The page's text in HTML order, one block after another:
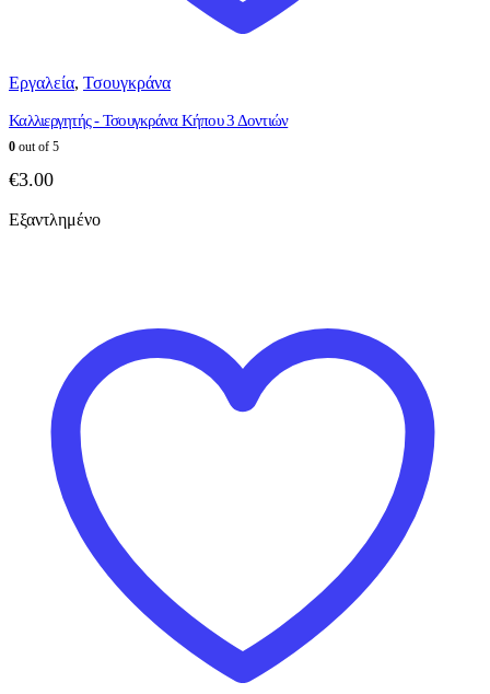
Εργαλεία, Τσουγκράνα
Καλλιεργητής - Τσουγκράνα Κήπου 3 Δοντιών
0 out of 5
€3.00
Εξαντλημένο